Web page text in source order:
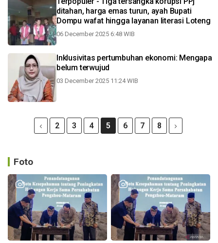
ditahan, harga emas turun, ayah Bupati
Dompu wafat hingga layanan literasi Loteng
06 December 2025 6:48 WIB
Inklusivitas pertumbuhan ekonomi: Mengapa
belum terwujud
03 December 2025 11:24 WIB
2 3 4 5 6 7 8
Foto